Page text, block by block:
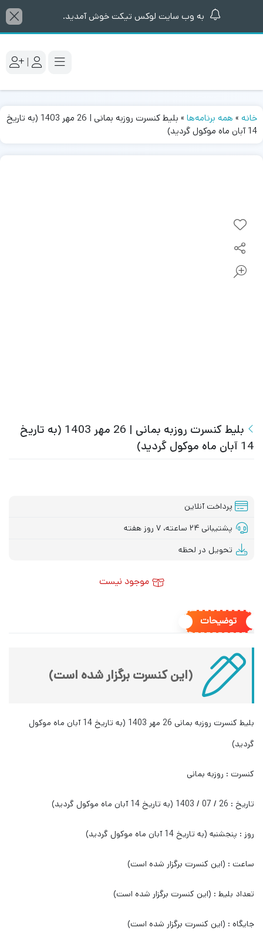
به وب سایت لوکس تیکت خوش آمدید.
|
خانه » همه برنامه‌ها »
بلیط کنسرت روزبه بمانی | 26 مهر 1403 (به تاریخ
14 آبان ماه موکول گردید)
بلیط کنسرت روزبه بمانی | 26 مهر 1403 (به تاریخ
14 آبان ماه موکول گردید)
پرداخت آنلاین
پشتیبانی ۲۴ ساعته، ۷ روز هفته
تحویل در لحظه
موجود نیست
توضیحات
(این کنسرت برگزار شده است)
بلیط کنسرت روزبه بمانی 26 مهر 1403 (به تاریخ 14 آبان ماه موکول
گردید)
کنسرت : روزبه بمانی
تاریخ : 26 / 07 / 1403 (به تاریخ 14 آبان ماه موکول گردید)
روز : پنجشنبه (به تاریخ 14 آبان ماه موکول گردید)
ساعت : (این کنسرت برگزار شده است)
تعداد بلیط : (این کنسرت برگزار شده است)
جایگاه : (این کنسرت برگزار شده است)